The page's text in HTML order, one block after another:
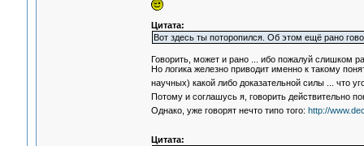
Цитата:
Вот здесь ты поторопился. Об этом ещё рано
Говорить, может и рано ... ибо пожалуй слишком
Но логика железно приводит именно к такому
научных) какой либо доказательной силы ... что
Потому и соглашусь я, говорить действительно
Однако, уже говорят нечто типо того: http://
Цитата: